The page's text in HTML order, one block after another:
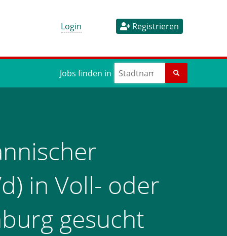
Login Registrieren
Jobs finden in
in Voll- oder
gesucht